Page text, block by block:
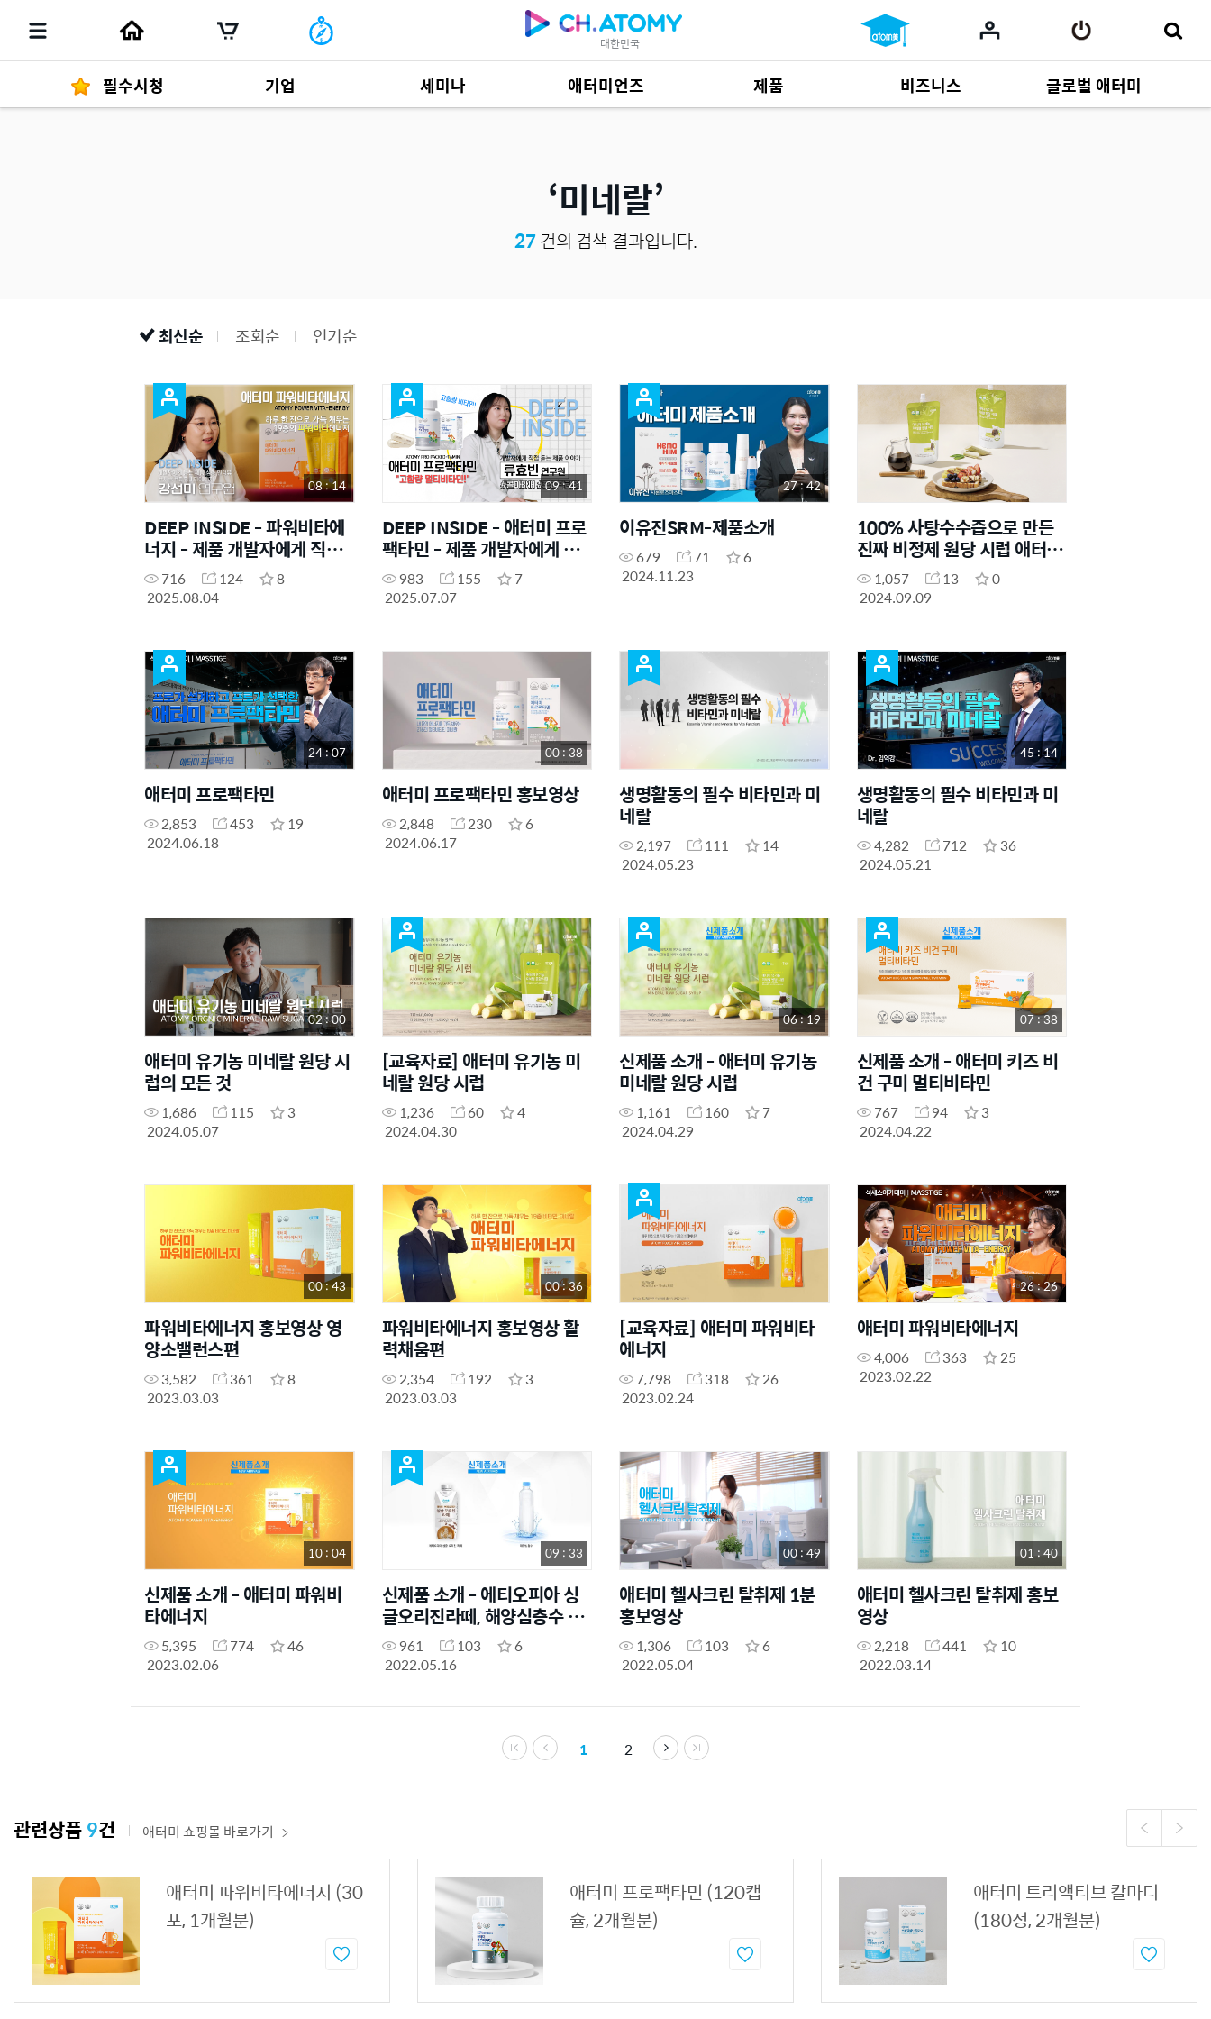
대한민국
필수시청 기업 세미나 애터미언즈 제품
제품 자료684
비즈니스
사업 자료164
글로벌 애터미
미네랄
27건의 검색 결과입니다.
최신순 조회순 인기순
08 : 14
DEEP INSIDE - 파워비타에
너지 - 제품 개발자에게 직접
듣는 제품 이야기
716 124
8
2025.08.04
09 : 41
DEEP INSIDE - 애터미 프로
팩타민 - 제품 개발자에게 직
접 듣는 제품 이야기
983 155
7
2025.07.07
27 : 42
이유진SRM-제품소개
679 71
6
2024.11.23
100% 사탕수수즙으로 만든
진짜 비정제 원당 시럽 애터미
유기농 미네랄 원당 시럽
1,057 13
0
2024.09.09
24 : 07
애터미 프로팩타민
2,853 453
19
2024.06.18
00 : 38
애터미 프로팩타민 홍보영상
2,848 230
6
2024.06.17
생명활동의 필수 비타민과 미
네랄
2,197 111
14
2024.05.23
45 : 14
생명활동의 필수 비타민과 미
네랄
4,282 712
36
2024.05.21
02 : 00
애터미 유기농 미네랄 원당 시
럽의 모든 것
1,686 115
3
2024.05.07
[교육자료] 애터미 유기농 미
네랄 원당 시럽
1,236 60
4
2024.04.30
06 : 19
신제품 소개 - 애터미 유기농
미네랄 원당 시럽
1,161 160
7
2024.04.29
07 : 38
신제품 소개 - 애터미 키즈 비
건 구미 멀티비타민
767 94
3
2024.04.22
00 : 43
파워비타에너지 홍보영상 영
양소밸런스편
3,582 361
8
2023.03.03
00 : 36
파워비타에너지 홍보영상 활
력채움편
2,354 192
3
2023.03.03
[교육자료] 애터미 파워비타
에너지
7,798 318
26
2023.02.24
26 : 26
애터미 파워비타에너지
4,006 363
25
2023.02.22
10 : 04
신제품 소개 - 애터미 파워비
타에너지
5,395 774
46
2023.02.06
09 : 33
신제품 소개 - 에티오피아 싱
글오리진라떼, 해양심층수 리
뉴얼961 103
6
2022.05.16
00 : 49
애터미 헬사크린 탈취제 1분
홍보영상
1,306 103
6
2022.05.04
01 : 40
애터미 헬사크린 탈취제 홍보
영상
2,218 441
10
2022.03.14
1 2
관련상품9건 애터미 쇼핑몰 바로가기
애터미 파워비타에너지 (30
포, 1개월분)
애터미 프로팩타민 (120캡
슐, 2개월분)
애터미 트리액티브 칼마디
(180정, 2개월분)